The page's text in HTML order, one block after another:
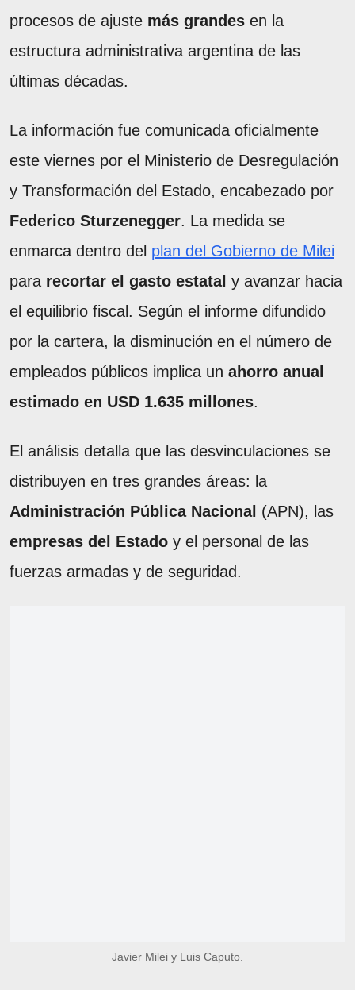
procesos de ajuste más grandes en la
estructura administrativa argentina de las
últimas décadas.
La información fue comunicada oficialmente
este viernes por el Ministerio de Desregulación
y Transformación del Estado, encabezado por
Federico Sturzenegger. La medida se
enmarca dentro del plan del Gobierno de Milei
para recortar el gasto estatal y avanzar hacia
el equilibrio fiscal. Según el informe difundido
por la cartera, la disminución en el número de
empleados públicos implica un ahorro anual
estimado en USD 1.635 millones.
El análisis detalla que las desvinculaciones se
distribuyen en tres grandes áreas: la
Administración Pública Nacional (APN), las
empresas del Estado y el personal de las
fuerzas armadas y de seguridad.
Javier Milei y Luis Caputo.